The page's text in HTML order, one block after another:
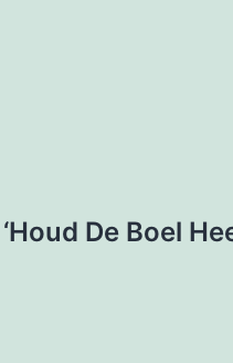
‘Houd De Boel